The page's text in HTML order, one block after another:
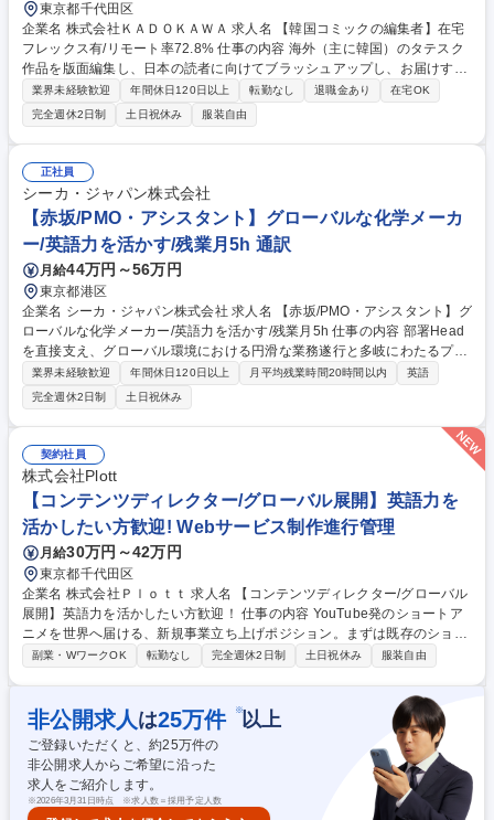
東京都千代田区
企業名 株式会社ＫＡＤＯＫＡＷＡ 求人名 【韓国コミックの編集者】在宅
フレックス有/リモート率72.8% 仕事の内容 海外（主に韓国）のタテスク
作品を版面編集し、日本の読者に向けてブラッシュアップし、お届けする
という役割を持つ業務です。作品をより多くの読者にお届けすることに繋
がるやりがいのあるお仕事です。 ■作品の編集～刊行までの一連業務 ■権
利者とのコミュニケーション ■新規獲得タイトルの発掘 ■部内のマネージ
メント補助 ■販促物の作成や宣伝方法の企画 ■具体的には海外出版社から
許諾されたタテスクコミック作品のデータチェック～版面編集、デザイン
作業、販促物の準備に至るまで一連の編集作業をお任せします。 募集職種
【韓国コミックの編集者】在宅フレックス有/リモート率72.8%
業界未経験歓迎 年間休日120日以上 転勤なし 退職金あり
在宅OK
完全週休2日制
土日祝休み 服装自由
正社員
シーカ・ジャパン株式会社
【赤坂/PMO・アシスタント】グローバルな化学メーカ
ー/英語力を活かす/残業月5h 通訳
月給44万円～56万円
東京都港区
企業名 シーカ・ジャパン株式会社 求人名 【赤坂/PMO・アシスタント】グ
ローバルな化学メーカー/英語力を活かす/残業月5h 仕事の内容 部署Head
を直接支え、グローバル環境における円滑な業務遂行と多岐にわたるプロ
ジェクト推進いただきます。マルチタスクスキルや柔軟性を最大限に活か
し、組織の要として幅広く活躍いただけるやりがいのある環境。 ■Head o
f KAM＆Specificationsのサポート：部門間および部内のスケジュール調
整、データ集計、分析、議事録作成、経費精算 ■海外チーム定例会議、ビ
ジターの旅程管理やアテンド時の通訳サポート ■説明会やキックオフ等イ
ベント運営、月末処理や備品管理等の部内事務 ■システム導入や工場新築
など各種新規プロジェクトのタスク推進サポート 募集職種 【赤坂/PMO・
アシスタント】グローバルな化学メーカー/英語力を活かす/残業月5h
業界未経験歓迎 年間休日120日以上 月平均残業時間20時間以内
英語
完全週休2日制
土日祝休み
契約社員
株式会社Plott
【コンテンツディレクター/グローバル展開】英語力を
活かしたい方歓迎! Webサービス制作進行管理
月給30万円～42万円
東京都千代田区
企業名 株式会社Ｐｌｏｔｔ 求人名 【コンテンツディレクター/グローバル
展開】英語力を活かしたい方歓迎！ 仕事の内容 YouTube発のショートア
ニメを世界へ届ける、新規事業立ち上げポジション。まずは既存のショー
トアニメ事業にて企画・制作の一連の流れを習得し、半年後にグローバル
YouTubeにおける動画テーマや企画アイデアの立案・シナリオ構成の企
画・ブラッシュアップ・作品の世界観やキャラクター設定の企画・検討・
脚本・イラスト・音声などクリエイティブ全般の品質管理 ■グローバルチ
ーム異動後・海外向け字幕・翻訳コンテンツの監修および品質管理・海外
市場のトレンドリサーチと企画への反映・YouTube、TikTok、Instagram
など海外SNSの企画・運用 募集職種 【コンテンツディレクター/グローバ
ル展開】英語力を活かしたい方歓迎！
副業・WワークOK 転勤なし 完全週休2日制 土日祝休み 服装自由
非公開求人 は25万件 ※以上
ご登録いただくと、約25万件の
非公開求人からご希望に沿った
求人をご紹介します。
※2026年3月31日時点 ※求人数＝採用予定人数